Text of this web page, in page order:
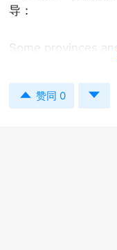
导：
Some provinces
measures on the
have accumulated
but there are also
 赞同 0 